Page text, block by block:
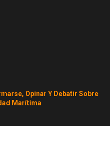
Opinar Y Debatir Sobre
Marítima